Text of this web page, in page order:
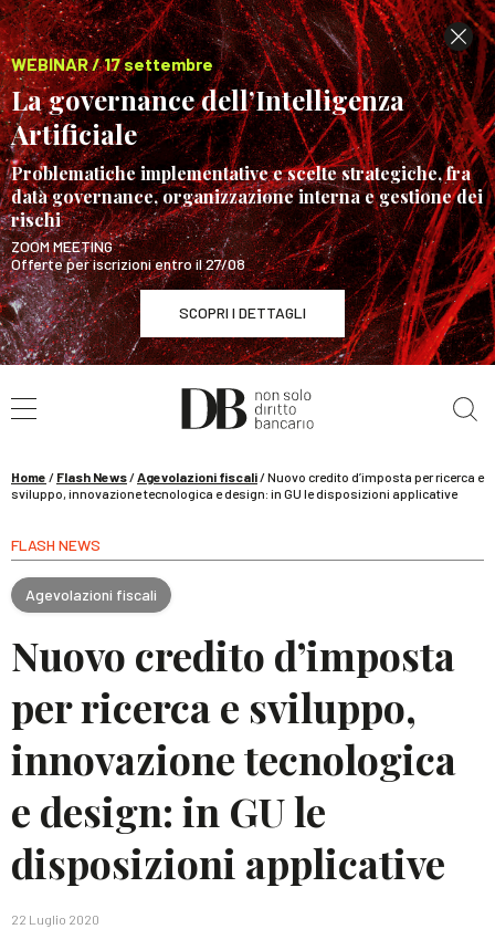
WEBINAR / 17 settembre
La governance dell’Intelligenza
Artificiale
Problematiche implementative e scelte strategiche, fra
data governance, organizzazione interna e gestione dei
rischi
ZOOM MEETING
Offerte per iscrizioni entro il 27/08
SCOPRI I DETTAGLI
WEBINAR / 17 settembre
La governance dell’Intelligenza Artificiale
Home / Flash News/Agevolazioni fiscali/Nuovo credito d’imposta per ricerca e
sviluppo, innovazione tecnologica e design: in GU le disposizioni applicative
FLASH NEWS
Agevolazioni fiscali
Nuovo credito d’imposta
per ricerca e sviluppo,
innovazione tecnologica
e design: in GU le
disposizioni applicative
22 Luglio 2020